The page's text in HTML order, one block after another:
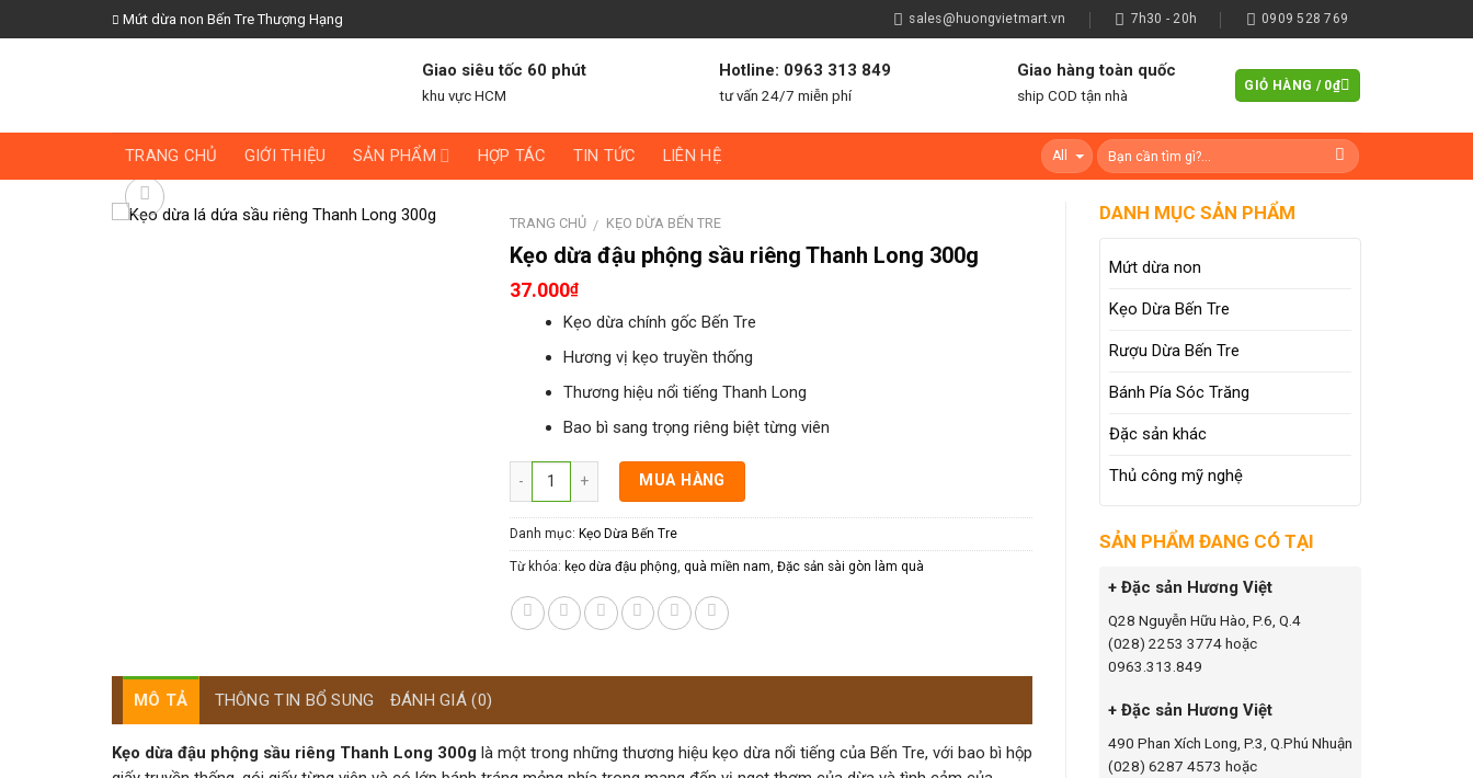
to
Mứt dừa non Bến Tre Thượng Hạng sales@huongvietmart.vn 7h30 - 20h 0909 528 769
Giao siêu tốc 60 phút
khu vực HCM
Hotline: 0963 313 849
tư vấn 24/7 miễn phí
Giao hàng toàn quốc
ship COD tận nhà
GIỎ HÀNG / 0₫
TRANG CHỦ GIỚI THIỆU SẢN PHẨM HỢP TÁC TIN TỨC LIÊN HỆ
TRANG CHỦ / KẸO DỪA BẾN TRE
Kẹo dừa đậu phộng sầu riêng Thanh Long 300g
37.000₫
Kẹo dừa chính gốc Bến Tre
Hương vị kẹo truyền thống
Thương hiệu nổi tiếng Thanh Long
Bao bì sang trọng riêng biệt từng viên
MUA HÀNG
Danh mục: Kẹo Dừa Bến Tre
Từ khóa: kẹo dừa đậu phộng, quà miền nam, Đặc sản sài gòn làm quà
MÔ TẢ THÔNG TIN BỔ SUNG ĐÁNH GIÁ (0)
Kẹo dừa đậu phộng sầu riêng Thanh Long 300g là một trong những thương hiệu kẹo dừa nổi tiếng của Bến Tre, với bao bì hộp
DANH MỤC SẢN PHẨM
Mứt dừa non
Kẹo Dừa Bến Tre
Rượu Dừa Bến Tre
Bánh Pía Sóc Trăng
Đặc sản khác
Thủ công mỹ nghệ
SẢN PHẨM ĐANG CÓ TẠI
+ Đặc sản Hương Việt
Q28 Nguyễn Hữu Hào, P.6, Q.4
(028) 2253 3774 hoặc
0963.313.849
+ Đặc sản Hương Việt
490 Phan Xích Long, P.3, Q.Phú Nhuận
(028) 6287 4573 hoặc